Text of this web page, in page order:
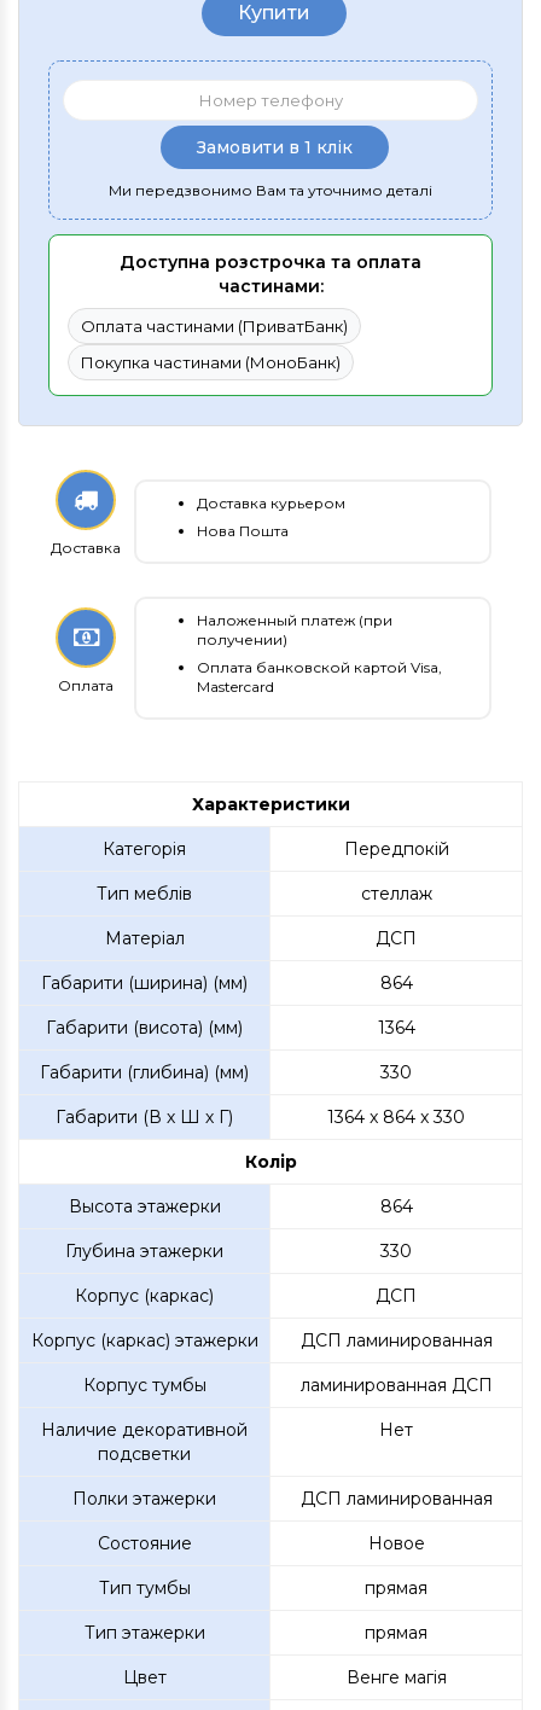
Купити
Замовити в 1 клік
Ми передзвонимо Вам та уточнимо деталі
Доступна розстрочка та оплата
частинами:
Оплата частинами (ПриватБанк)
Покупка частинами (МоноБанк)
Доставка
Доставка курьером
Нова Пошта
Оплата
Наложенный платеж (при
получении)
Оплата банковской картой Visa,
Mastercard
Характеристики
Категорія Передпокій
Тип меблів стеллаж
Матеріал ДСП
Габарити (ширина) (мм) 864
Габарити (висота) (мм) 1364
Габарити (глибина) (мм) 330
Габарити (В х Ш х Г) 1364 x 864 x 330
Колір
Высота этажерки 864
Глубина этажерки 330
Корпус (каркас) ДСП
Корпус (каркас) этажерки ДСП ламинированная
Корпус тумбы ламинированная ДСП
Наличие декоративной
подсветки
Нет
Полки этажерки ДСП ламинированная
Состояние Новое
Тип тумбы прямая
Тип этажерки прямая
Цвет Венге магія